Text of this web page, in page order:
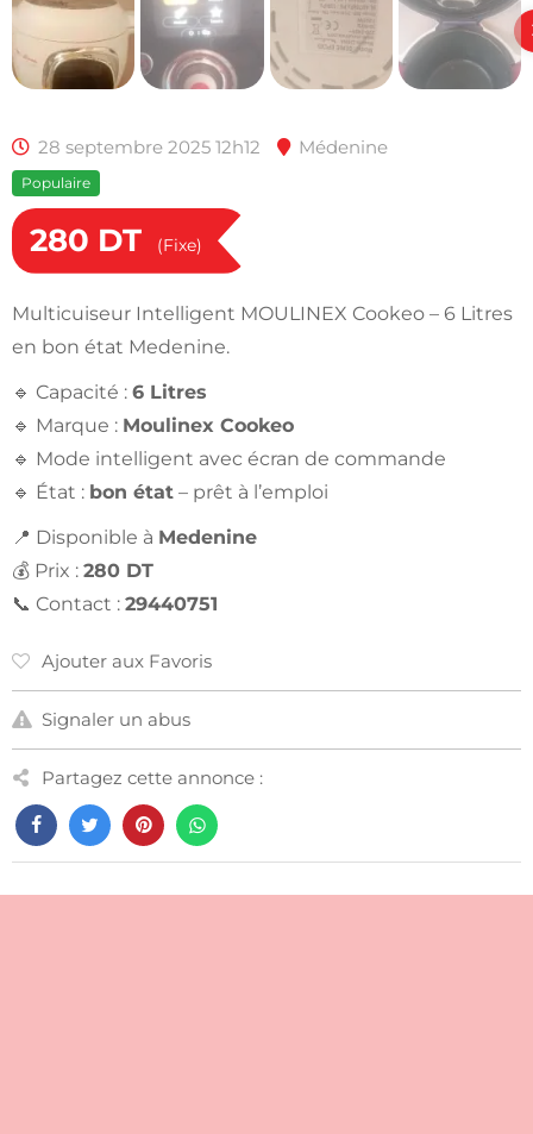
28 septembre 2025 12h12 Médenine
Populaire
280 DT (Fixe)
Multicuiseur Intelligent MOULINEX Cookeo – 6 Litres
en bon état Medenine.
🔹 Capacité : 6 Litres
🔹 Marque : Moulinex Cookeo
🔹 Mode intelligent avec écran de commande
🔹 État : bon état – prêt à l’emploi
📍 Disponible à Medenine
💰 Prix : 280 DT
📞 Contact : 29440751
Ajouter aux Favoris
Signaler un abus
Partagez cette annonce :